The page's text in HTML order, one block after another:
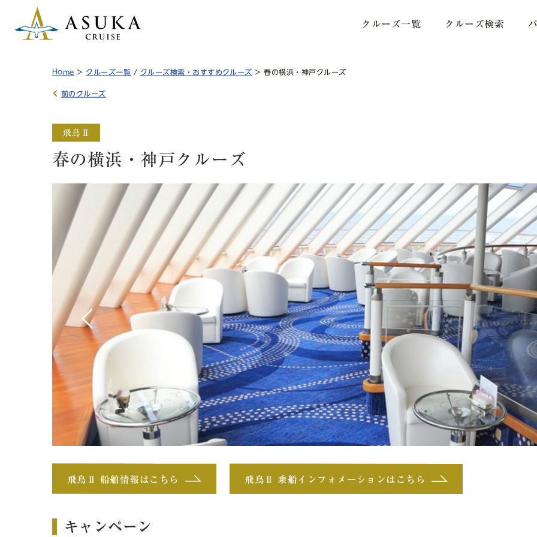
クルーズ一覧 クルーズ検索
Home > クルーズ一覧 / クルーズ検索・おすすめクルーズ > 春の横浜・神戸クルーズ
前のクルーズ
春の横浜・神戸クルーズ
<
飛鳥Ⅱ 船舶情報はこちら 飛鳥Ⅱ 乗船インフォメーションはこちら
キャンペーン